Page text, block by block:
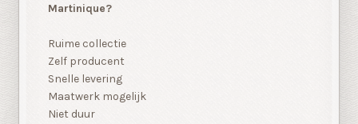
Martinique?
Ruime collectie
Zelf producent
Snelle levering
Maatwerk mogelijk
Niet duur